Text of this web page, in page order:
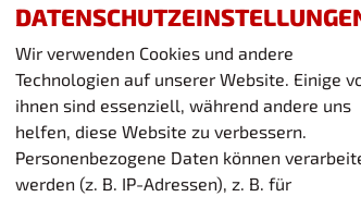
Wir verwenden Cookies und andere
Technologien auf unserer Website. Einige
ihnen sind essenziell, während andere uns
helfen, diese Website zu verbessern.
Personenbezogene Daten können
werden (z. B. IP-Adressen), z. B. für